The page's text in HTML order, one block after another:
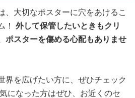
、大切なポスターに穴をあけるこ
！ 外して保管したいときもクリ
ポスターを傷める心配もありませ
界を広げたい方に、ぜひチェック
になった方はぜひ、お近くのセ